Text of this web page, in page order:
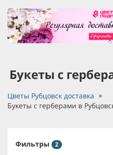
Букеты с
Цветы Рубцовск доставка
Букеты с герберами в
Фильтры 2